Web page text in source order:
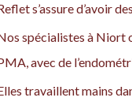
s’assure d’avoir
spécialistes à Niort
avec de
travaillent mains